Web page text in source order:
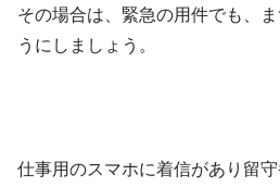
その場合は、緊急の用件でも、
うにしましょう。
仕事用のスマホに着信があり留